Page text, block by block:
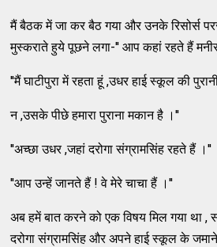
मैं बैठक में जा कर बैठ गया और उनके रिसोर्स
मुस्कराते हुये पूछने लगा-'' आप कहां रहते हैं
''मैं घाटीपुरा में रहता हूं ,उधर हाई स्कूल की
न ,उसके पीछे हमारा पुराना मकान है ।''
''अच्छा उधर ,जहां दरोगा संग्रामसिंह रहते हैं ।''
''आप उन्हें जानते हैं ! वे मेरे चाचा हैं ।''
अब हमें बात करने को एक विषय मिल गया था ,
दरोगा संग्रामसिंह और अपने हाई स्कूल के